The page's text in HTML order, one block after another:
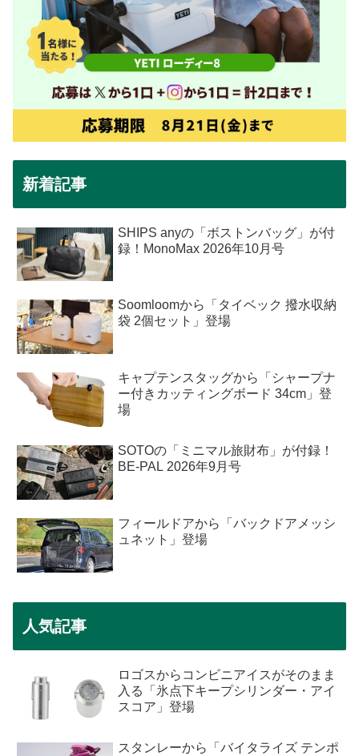
新着記事
SHIPS anyの「ボストンバッグ」が付
録！MonoMax 2026年10月号
Soomloomから「タイベック 撥水収納
袋 2個セット」登場
キャプテンスタッグから「シャープナ
ー付きカッティングボード 34cm」登
場
SOTOの「ミニマル旅財布」が付録！
BE-PAL 2026年9月号
フィールドアから「バックドアメッシ
ュネット」登場
人気記事
ロゴスからコンビニアイスがそのまま
入る「氷点下キープシリンダー・アイ
スコア」登場
スタンレーから「バイタライズ テンポ